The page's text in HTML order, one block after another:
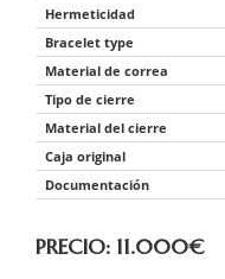
Hermeticidad
Bracelet type
Material de correa
Tipo de cierre
Material del cierre
Caja original
Documentación
PRECIO: 11.000€